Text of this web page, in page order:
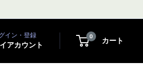
イン・登録
アカウント
0 カート